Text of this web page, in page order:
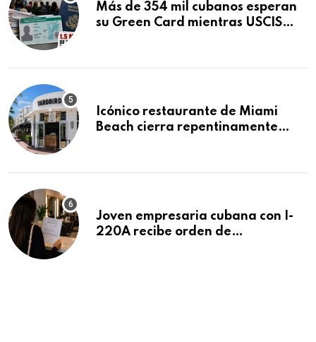
Más de 354 mil cubanos esperan
su Green Card mientras USCIS
Icónico restaurante de Miami
Beach cierra repentinamente
Joven empresaria cubana con I-
220A recibe orden de